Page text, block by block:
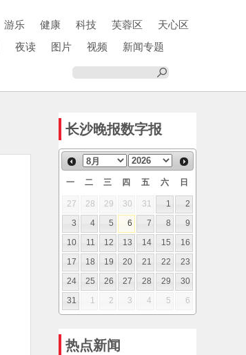
游乐 健康 科技 芙蓉区
天心区
夜读 图片 视频
新闻专题
长沙晚报数字报
一 二 三 四 五 六 日
27 28 29 30 31 1
2
3
4 5 6 7 8
9
10
11 12 13 14 15
16
17
18 19 20 21 22
23
24
25 26 27 28 29
30
31
1 2 3 4 5 6
热点新闻